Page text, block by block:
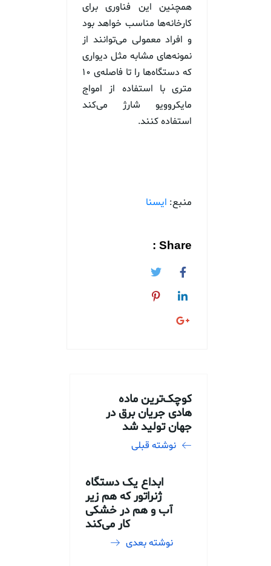
همچنین این فناوری برای
کارخانه‌ها مناسب خواهد بود
و افراد معمولی می‌توانند از
نمونه‌های مشابه مثل دیواری
که دستگاه‌ها را تا فاصله‌ی ۱۰
متری با استفاده از امواج
مایکروویو شارژ می‌کند
استفاده کنند.
منبع: ایسنا
Share :
کوچک‌ترین ماده
هادی جریان برق در
جهان تولید شد
نوشته قبلی
ابداع یک دستگاه
ژنراتور که هم زیر
آب و هم در خشکی
کار می‌کند
نوشته بعدی